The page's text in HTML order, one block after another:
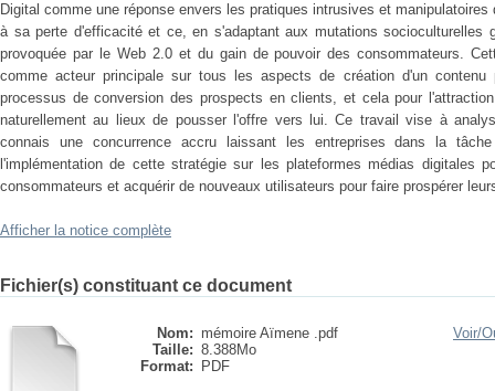
Digital comme une réponse envers les pratiques intrusives et
à sa perte d'efficacité et ce, en s'adaptant aux mutations socioculturelles
provoquée par le Web 2.0 et du gain de pouvoir des consommateurs.
comme acteur principale sur tous les aspects de création d'un contenu
processus de conversion des prospects en clients, et cela pour
naturellement au lieux de pousser l'offre vers lui. Ce travail vise à
connais une concurrence accru laissant les entreprises dans la
l'implémentation de cette stratégie sur les plateformes médias digitales
consommateurs et acquérir de nouveaux utilisateurs pour faire prospérer
Afficher la notice complète
Fichier(s) constituant ce document
Nom: mémoire Aïmene .pdf
Taille: 8.388Mo
Format:
PDF
Voir/